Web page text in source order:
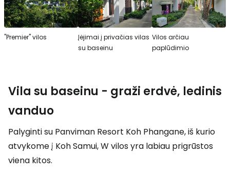
"Premier" vilos
Įėjimai į privačias vilas
su baseinu
Vilos arčiau
paplūdimio
Vila su baseinu - graži erdvė, ledinis
vanduo
Palyginti su Panviman Resort Koh Phangane, iš kurio
atvykome į Koh Samui, W vilos yra labiau prigrūstos
viena kitos.